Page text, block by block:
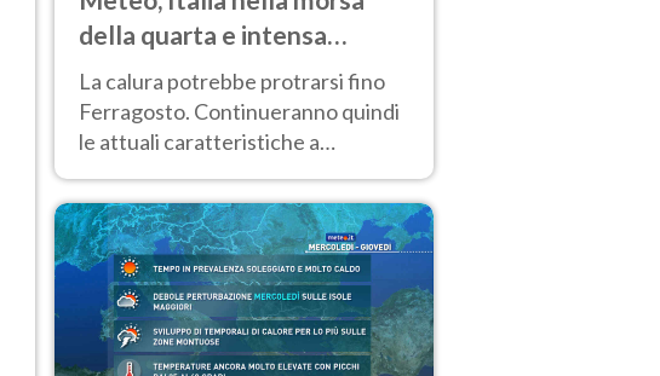
della quarta e intensa
ondata di caldo
La calura potrebbe protrarsi fino
Ferragosto. Continueranno quindi
le attuali caratteristiche a
caldo estremo e temporali di calore